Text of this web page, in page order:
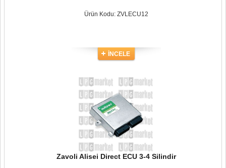
Ürün Kodu: ZVLECU12
İNCELE
Zavoli Alisei Direct ECU 3-4 Silindir